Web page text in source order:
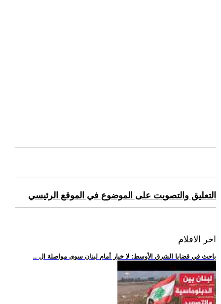
التعليق والتصويت على الموضوع في الموقع الرئيسي
اخر الافلام
.. باحث في قضايا الشرق الأوسط: لا خيار أمام لبنان سوى مواصلة ال